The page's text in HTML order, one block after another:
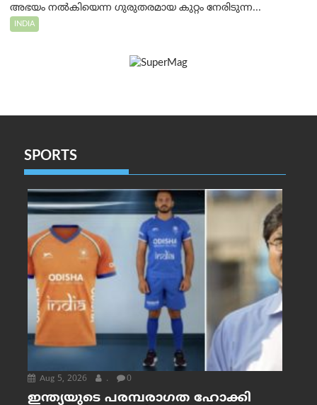
അഭയം നൽകിയെന്ന ഗുരുതരമായ കുറ്റം നേരിടുന്ന...
INDIA
SPORTS
Aug 5, 2026 . 0
ഇന്ത്യയുടെ പരമ്പരാഗത ഹോക്കി